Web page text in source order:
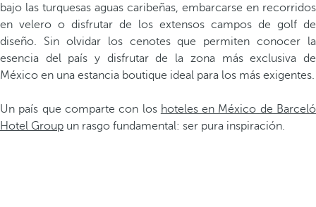
bajo las turquesas aguas caribeñas, embarcarse en recorridos
en velero o disfrutar de los extensos campos de golf de
diseño. Sin olvidar los cenotes que permiten conocer la
esencia del país y disfrutar de la zona más exclusiva de
México en una estancia boutique ideal para los más exigentes.
Un país que comparte con los hoteles en México de Barceló
Hotel Group un rasgo fundamental: ser pura inspiración.